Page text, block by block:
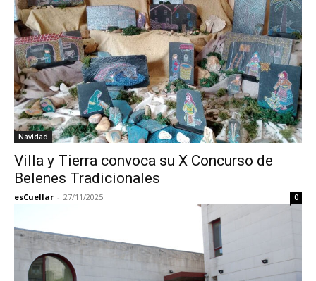
Navidad
Villa y Tierra convoca su X Concurso de
Belenes Tradicionales
esCuellar - 27/11/2025 0